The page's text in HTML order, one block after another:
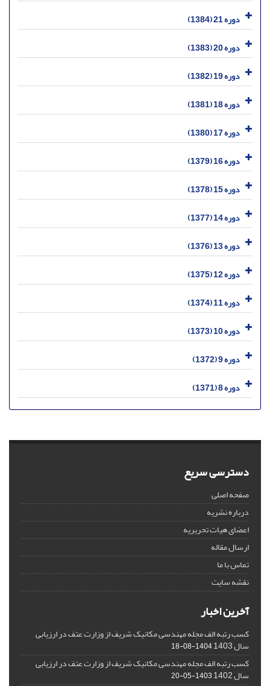
دوره 21 (1384)
دوره 20 (1383)
دوره 19 (1382)
دوره 18 (1381)
دوره 17 (1380)
دوره 16 (1379)
دوره 15 (1378)
دوره 14 (1377)
دوره 13 (1376)
دوره 12 (1375)
دوره 11 (1374)
دوره 10 (1373)
دوره 9 (1372)
دوره 8 (1371)
دسترسی سریع
صفحه اصلی
درباره نشریه
اعضای هیات تحریریه
ارسال مقاله
تماس با ما
نقشه سایت
آخرین اخبار
کسب رتبه الف مجله مهندسی مکانیک شریف از وزارت عتف در ارزیابی
سال 1403 1404-08-18
کسب رتبه الف مجله مهندسی مکانیک شریف از وزارت عتف در ارزیابی
سال 1402 1403-05-20